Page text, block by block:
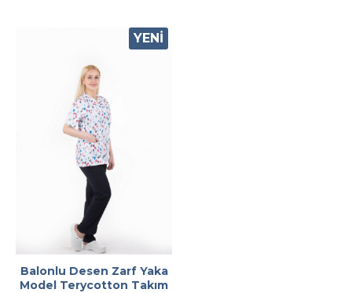
YENI
Balonlu Desen Zarf Yaka
Model Terycotton Takım